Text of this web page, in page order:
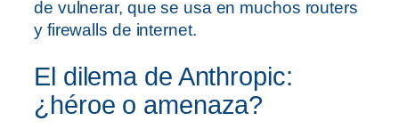
de vulnerar, que se usa en muchos routers
y firewalls de internet.
El dilema de Anthropic:
¿héroe o amenaza?